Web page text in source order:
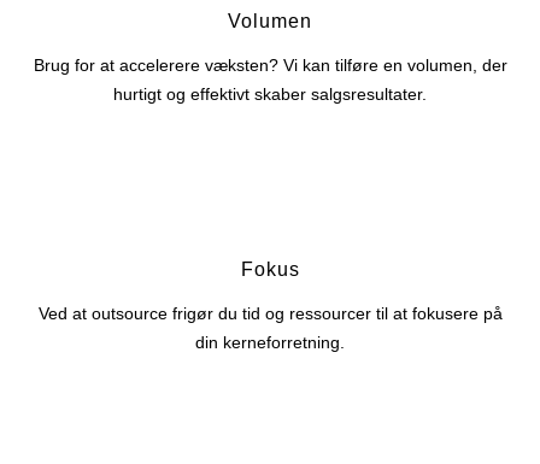
Volumen
Brug for at accelerere væksten? Vi kan tilføre en volumen, der
hurtigt og effektivt skaber salgsresultater.
Fokus
Ved at outsource frigør du tid og ressourcer til at fokusere på
din kerneforretning.